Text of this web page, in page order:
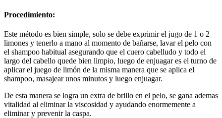
Procedimiento:
Este método es bien simple, solo se debe exprimir el jugo de 1 o 2
limones y tenerlo a mano al momento de bañarse, lavar el pelo con
el shampoo habitual asegurando que el cuero cabelludo y todo el
largo del cabello quede bien limpio, luego de enjuagar es el turno de
aplicar el juego de limón de la misma manera que se aplica el
shampoo, masajear unos minutos y luego enjuagar.
De esta manera se logra un extra de brillo en el pelo, se gana ademas
vitalidad al eliminar la viscosidad y ayudando enormemente a
eliminar y prevenir la caspa.